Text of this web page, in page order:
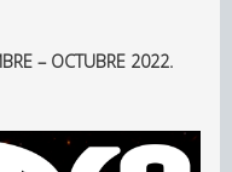
– OCTUBRE 2022.